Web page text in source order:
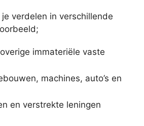
verdelen in verschillende
immateriële vaste
machines, auto’s en
en verstrekte leningen